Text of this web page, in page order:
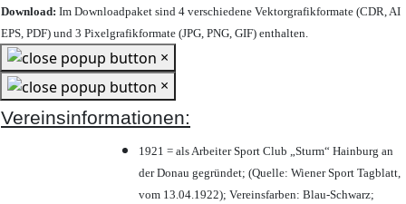
Download: Im Downloadpaket sind 4 verschiedene Vektorgrafikformate (CDR, AI
EPS, PDF) und 3 Pixelgrafikformate (JPG, PNG, GIF) enthalten.
×
×
Vereinsinformationen:
1921 = als Arbeiter Sport Club „Sturm“ Hainburg an
der Donau gegründet; (Quelle: Wiener Sport Tagblatt,
vom 13.04.1922); Vereinsfarben: Blau-Schwarz;